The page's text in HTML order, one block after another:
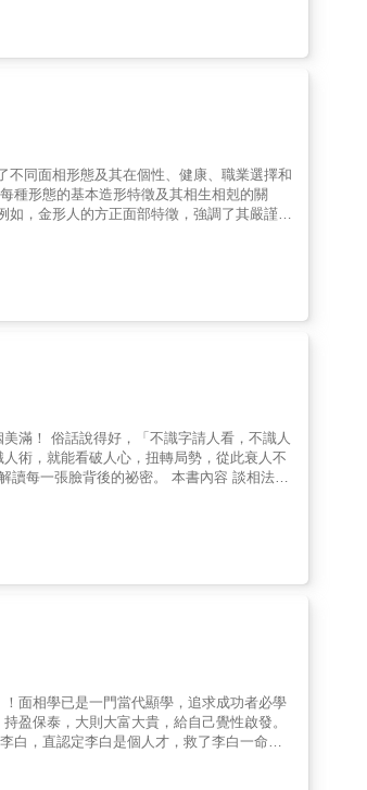
邪正看眼鼻，真假看嘴唇；功名看氣概，富
、情態、鬚眉、聲音、氣色等七章，從人的
同面相形態及其在個性、健康、職業選擇和
，金形人的方正面部特徵，強調了其嚴謹固
日常生活中更好地觀察和理解他人，並進一
，不識人
術，就能看破人心，扭轉局勢，從此衰人不
盡先機。 特點❸ 知關鍵，透
死板的理論，隨書掌握「最強轉運法」。 &
面相學已是一門當代顯學，追求成功者必學
保泰，大則大富大貴，給自己覺性啟發。
，直認定李白是個人才，救了李白一命；
時還能運用在生活、工作、風險管理上，並